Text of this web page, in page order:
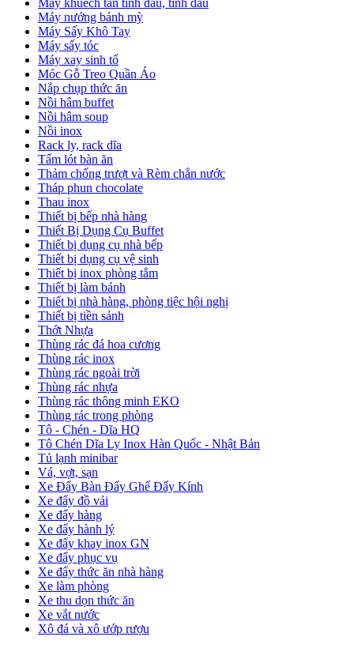
Máy nướng bánh mỳ
Máy Sấy Khô Tay
Máy sấy tóc
Máy xay sinh tố
Móc Gỗ Treo Quần Áo
Nắp chụp thức ăn
Nồi hâm buffet
Nồi hâm soup
Nồi inox
Rack ly, rack dĩa
Tấm lót bàn ăn
Thảm chống trượt và Rèm chắn nước
Tháp phun chocolate
Thau inox
Thiết bị bếp nhà hàng
Thiết Bị Dụng Cụ Buffet
Thiết bị dụng cụ nhà bếp
Thiết bị dụng cụ vệ sinh
Thiết bị inox phòng tắm
Thiết bị làm bánh
Thiết bị nhà hàng, phòng tiệc hội nghị
Thiết bị tiền sảnh
Thớt Nhựa
Thùng rác đá hoa cương
Thùng rác inox
Thùng rác ngoài trời
Thùng rác nhựa
Thùng rác thông minh EKO
Thùng rác trong phòng
Tô - Chén - Dĩa HQ
Tô Chén Dĩa Ly Inox Hàn Quốc - Nhật Bản
Tủ lạnh minibar
Vá, vợt, sạn
Xe Đẩy Bàn Đẩy Ghế Đẩy Kính
Xe đẩy đồ vải
Xe đẩy hàng
Xe đẩy hành lý
Xe đẩy khay inox GN
Xe đẩy phục vụ
Xe đẩy thức ăn nhà hàng
Xe làm phòng
Xe thu dọn thức ăn
Xe vắt nước
Xô đá và xô ướp rượu